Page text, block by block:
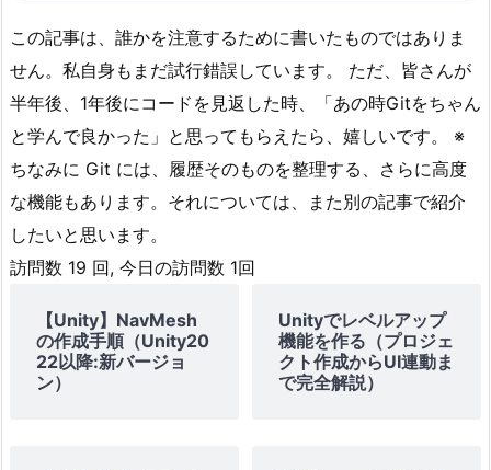
この記事は、誰かを注意するために書いたものではありま
せん。私自身もまだ試行錯誤しています。 ただ、皆さんが
半年後、1年後にコードを見返した時、「あの時Gitをちゃん
と学んで良かった」と思ってもらえたら、嬉しいです。 ※
ちなみに Git には、履歴そのものを整理する、さらに高度
な機能もあります。それについては、また別の記事で紹介
したいと思います。
訪問数 19 回, 今日の訪問数 1回
【Unity】NavMesh
の作成手順（Unity20
22以降:新バージョ
ン）
Unityでレベルアップ
機能を作る（プロジェ
クト作成からUI連動ま
で完全解説）